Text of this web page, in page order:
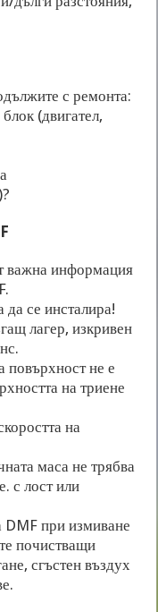
с ремонта:
(двигател,
важна информация
да се инсталира!
лагер, изкривен
повърхност не е
на триене
на
маса не трябва
с лост или
DMF при измиване
почистващи
сгъстен въздух